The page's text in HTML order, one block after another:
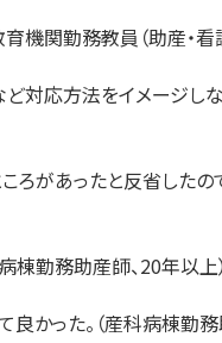
関勤務教員（助産・看護
応方法をイメージしな
ろがあったと反省したの
勤務助産師、20年以上）
かった。（産科病棟勤務